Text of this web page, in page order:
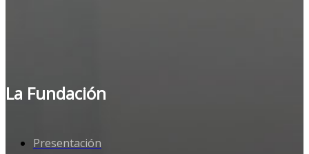
La Fundación
Presentación